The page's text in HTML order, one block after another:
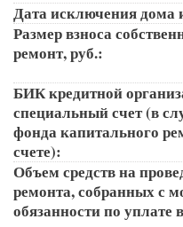
Дата исключения дома
Размер взноса
ремонт, руб.:
БИК кредитной
специальный счет (в
фонда капитального
счете):
Объем средств на
ремонта, собранных с
обязанности по уплате